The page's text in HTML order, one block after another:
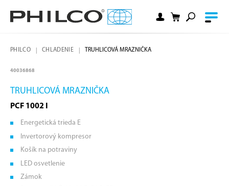
PHILCO CHLADENIE TRUHLICOVÁ MRAZNIČKA
40036868
TRUHLICOVÁ MRAZNIČKA
PCF 1002 I
Energetická trieda E
Invertorový kompresor
Košík na potraviny
LED osvetlenie
Zámok